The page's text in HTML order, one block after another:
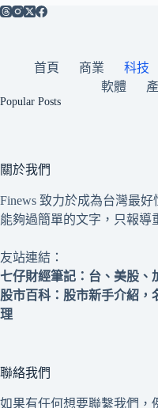
首頁 商業 科技
軟體
Popular Posts
關於我們
Finews 致力於成為台灣最
能夠過簡單的文字，只報導
友站連結：
七仔財經筆記 ：台、美股
股市百科 ：股市新手介紹
理
聯絡我們
如果有任何想要聯繫我們，